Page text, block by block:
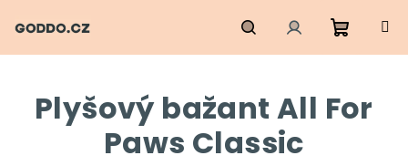
na
HledatPřihlášení
košík
Plyšový bažant All For
Paws Classic